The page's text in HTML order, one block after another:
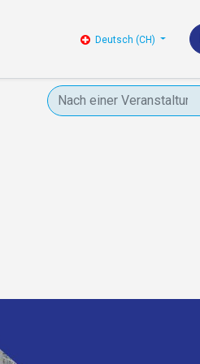
Deutsch (CH)